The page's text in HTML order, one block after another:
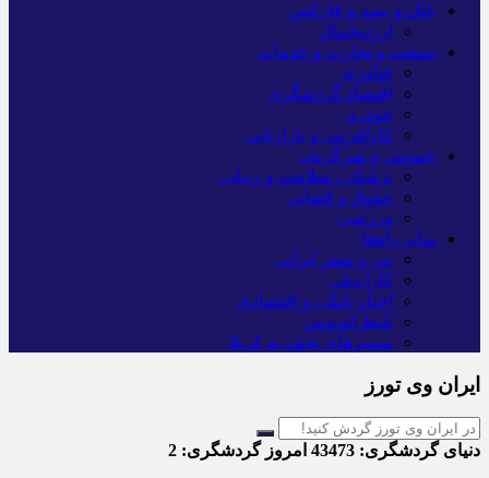
بانک و بیمه و فارکس
ارزدیجیتال
صنعت و تجارت و خدمات
فناوری
اقتصاد گردشگری
خودرو
کارآفرینی و بازاریابی
عمومی و سرگرمی
پزشکی، سلامت و زیبایی
حقوق و قضایی
ورزشی
سایر راه‌ها
تور و سفر ایرانی
کارا دیلی
اخبار بانکی و اقتصادی
بلیط اتوبوس
مسیرهای نجف به کربلا
ایران وی تورز
دنیای گردشگری: امروز گردشگری: